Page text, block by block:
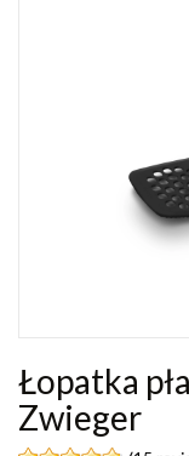
Łopatka
Zwieger